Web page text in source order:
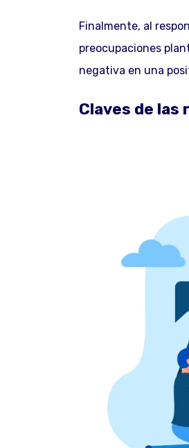
Finalmente, al
preocupaciones
negativa en una
Claves de